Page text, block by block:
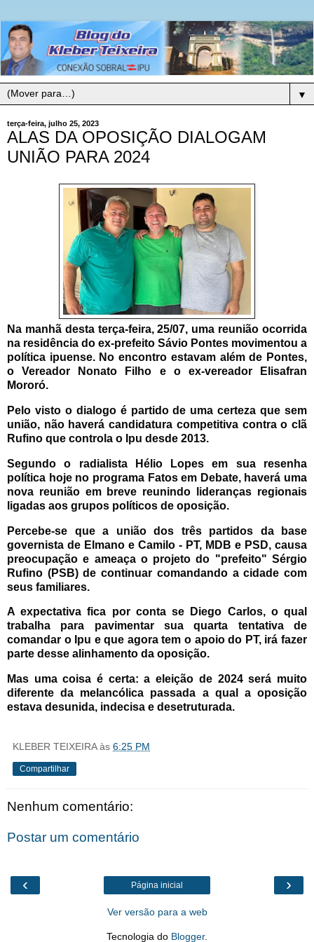
▼
terça-feira, julho 25, 2023
ALAS DA OPOSIÇÃO DIALOGAM
UNIÃO PARA 2024
Na manhã desta terça-feira, 25/07, uma reunião ocorrida
na residência do ex-prefeito Sávio Pontes movimentou a
política ipuense. No encontro estavam além de Pontes,
o Vereador Nonato Filho e o ex-vereador Elisafran
Mororó.
Pelo visto o dialogo é partido de uma certeza que sem
união, não haverá candidatura competitiva contra o clã
Rufino que controla o Ipu desde 2013.
Segundo o radialista Hélio Lopes em sua resenha
política hoje no programa Fatos em Debate, haverá uma
nova reunião em breve reunindo lideranças regionais
ligadas aos grupos políticos de oposição.
Percebe-se que a união dos três partidos da base
governista de Elmano e Camilo - PT, MDB e PSD, causa
preocupação e ameaça o projeto do "prefeito" Sérgio
Rufino (PSB) de continuar comandando a cidade com
seus familiares.
A expectativa fica por conta se Diego Carlos, o qual
trabalha para pavimentar sua quarta tentativa de
comandar o Ipu e que agora tem o apoio do PT, irá fazer
parte desse alinhamento da oposição.
Mas uma coisa é certa: a eleição de 2024 será muito
diferente da melancólica passada a qual a oposição
estava desunida, indecisa e desetruturada.
KLEBER TEIXEIRA às 6:25 PM
Compartilhar
Nenhum comentário:
Postar um comentário
‹ ›
Página inicial
Ver versão para a web
Tecnologia do Blogger.